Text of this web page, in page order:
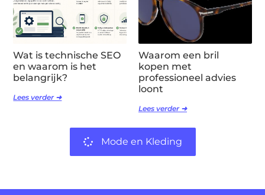
Wat is technische SEO
en waarom is het
belangrijk?
Lees verder ➜
Waarom een bril
kopen met
professioneel advies
loont
Lees verder ➜
Mode en Kleding